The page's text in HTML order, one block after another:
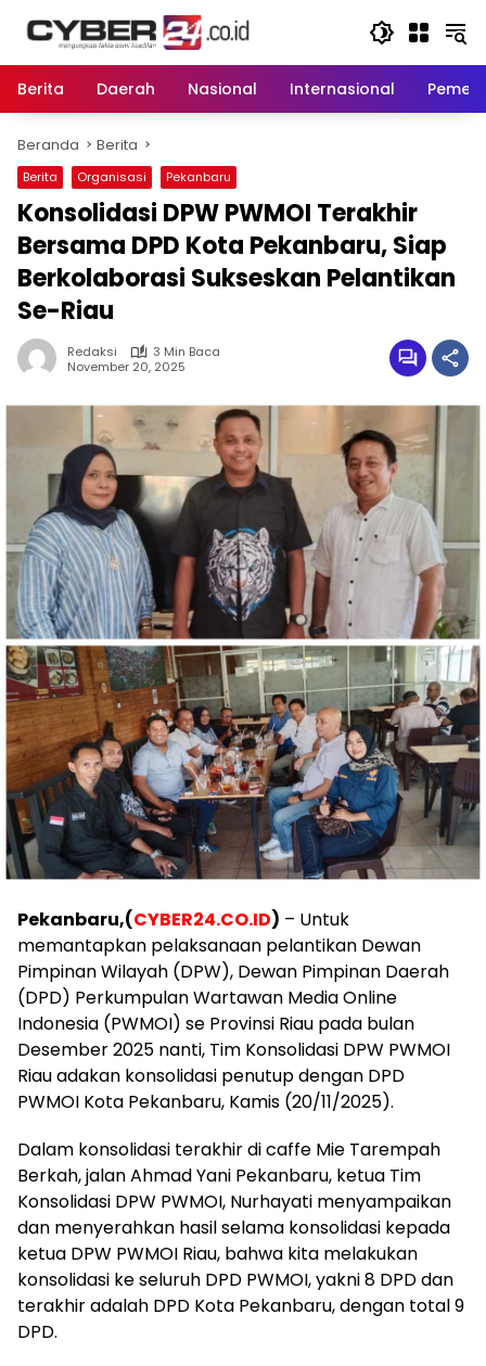
Berita
Daerah Nasional Internasional
Beranda Berita
Berita Organisasi Pekanbaru
Konsolidasi DPW PWMOI Terakhir
Bersama DPD Kota Pekanbaru, Siap
Berkolaborasi Sukseskan Pelantikan
Se-Riau
Redaksi
3 Min Baca
November 20, 2025
Pekanbaru,(CYBER24.CO.ID) – Untuk
memantapkan pelaksanaan pelantikan Dewan
Pimpinan Wilayah (DPW), Dewan Pimpinan Daerah
(DPD) Perkumpulan Wartawan Media Online
Indonesia (PWMOI) se Provinsi Riau pada bulan
Desember 2025 nanti, Tim Konsolidasi DPW PWMOI
Riau adakan konsolidasi penutup dengan DPD
PWMOI Kota Pekanbaru, Kamis (20/11/2025).
Dalam konsolidasi terakhir di caffe Mie Tarempah
Berkah, jalan Ahmad Yani Pekanbaru, ketua Tim
Konsolidasi DPW PWMOI, Nurhayati menyampaikan
dan menyerahkan hasil selama konsolidasi kepada
ketua DPW PWMOI Riau, bahwa kita melakukan
konsolidasi ke seluruh DPD PWMOI, yakni 8 DPD dan
terakhir adalah DPD Kota Pekanbaru, dengan total 9
DPD.